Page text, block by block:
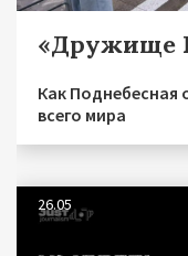
«Дружище
Как Поднебесная
всего мира
26.05